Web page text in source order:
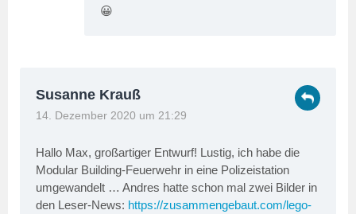
😀
Susanne Krauß
14. Dezember 2020 um 21:29
Hallo Max, großartiger Entwurf! Lustig, ich habe die
Modular Building-Feuerwehr in eine Polizeistation
umgewandelt … Andres hatte schon mal zwei Bilder in
den Leser-News: https://zusammengebaut.com/lego-